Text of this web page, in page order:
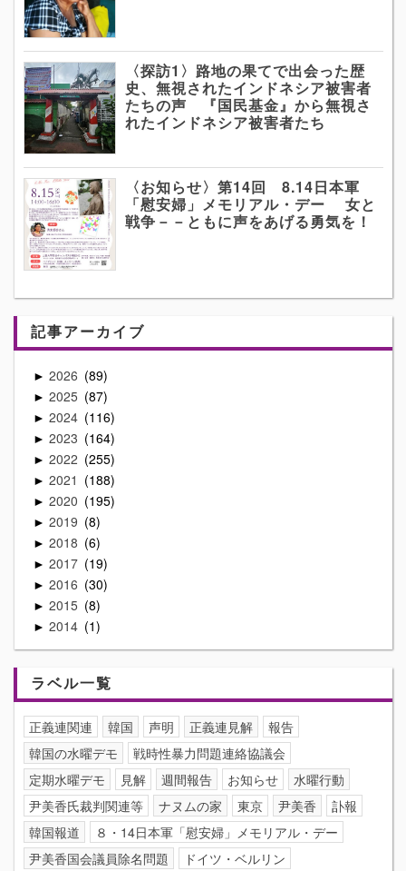
〈探訪1〉路地の果てで出会った歴
史、無視されたインドネシア被害者
たちの声 『国民基金』から無視さ
れたインドネシア被害者たち
〈お知らせ〉第14回 8.14日本軍
「慰安婦」メモリアル・デー 女と
戦争－－ともに声をあげる勇気を！
記事アーカイブ
► 2026 89
► 2025 87
► 2024 116
► 2023 164
► 2022 255
► 2021 188
► 2020 195
► 2019 8
► 2018 6
► 2017 19
► 2016 30
► 2015 8
► 2014 1
ラベル一覧
正義連関連 韓国 声明 正義連見解
報告
韓国の水曜デモ
戦時性暴力問題連絡協議会
定期水曜デモ
見解 週間報告 お知らせ
水曜行動
尹美香氏裁判関連等
ナヌムの家 東京 尹美香
訃報
韓国報道
８・14日本軍「慰安婦」メモリアル・デー
尹美香国会議員除名問題
ドイツ・ベルリン